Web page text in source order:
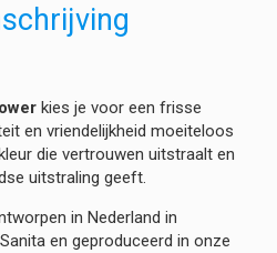
kies je voor een frisse
en vriendelijkheid moeiteloos
die vertrouwen uitstraalt en
uitstraling geeft.
in Nederland in
en geproduceerd in onze